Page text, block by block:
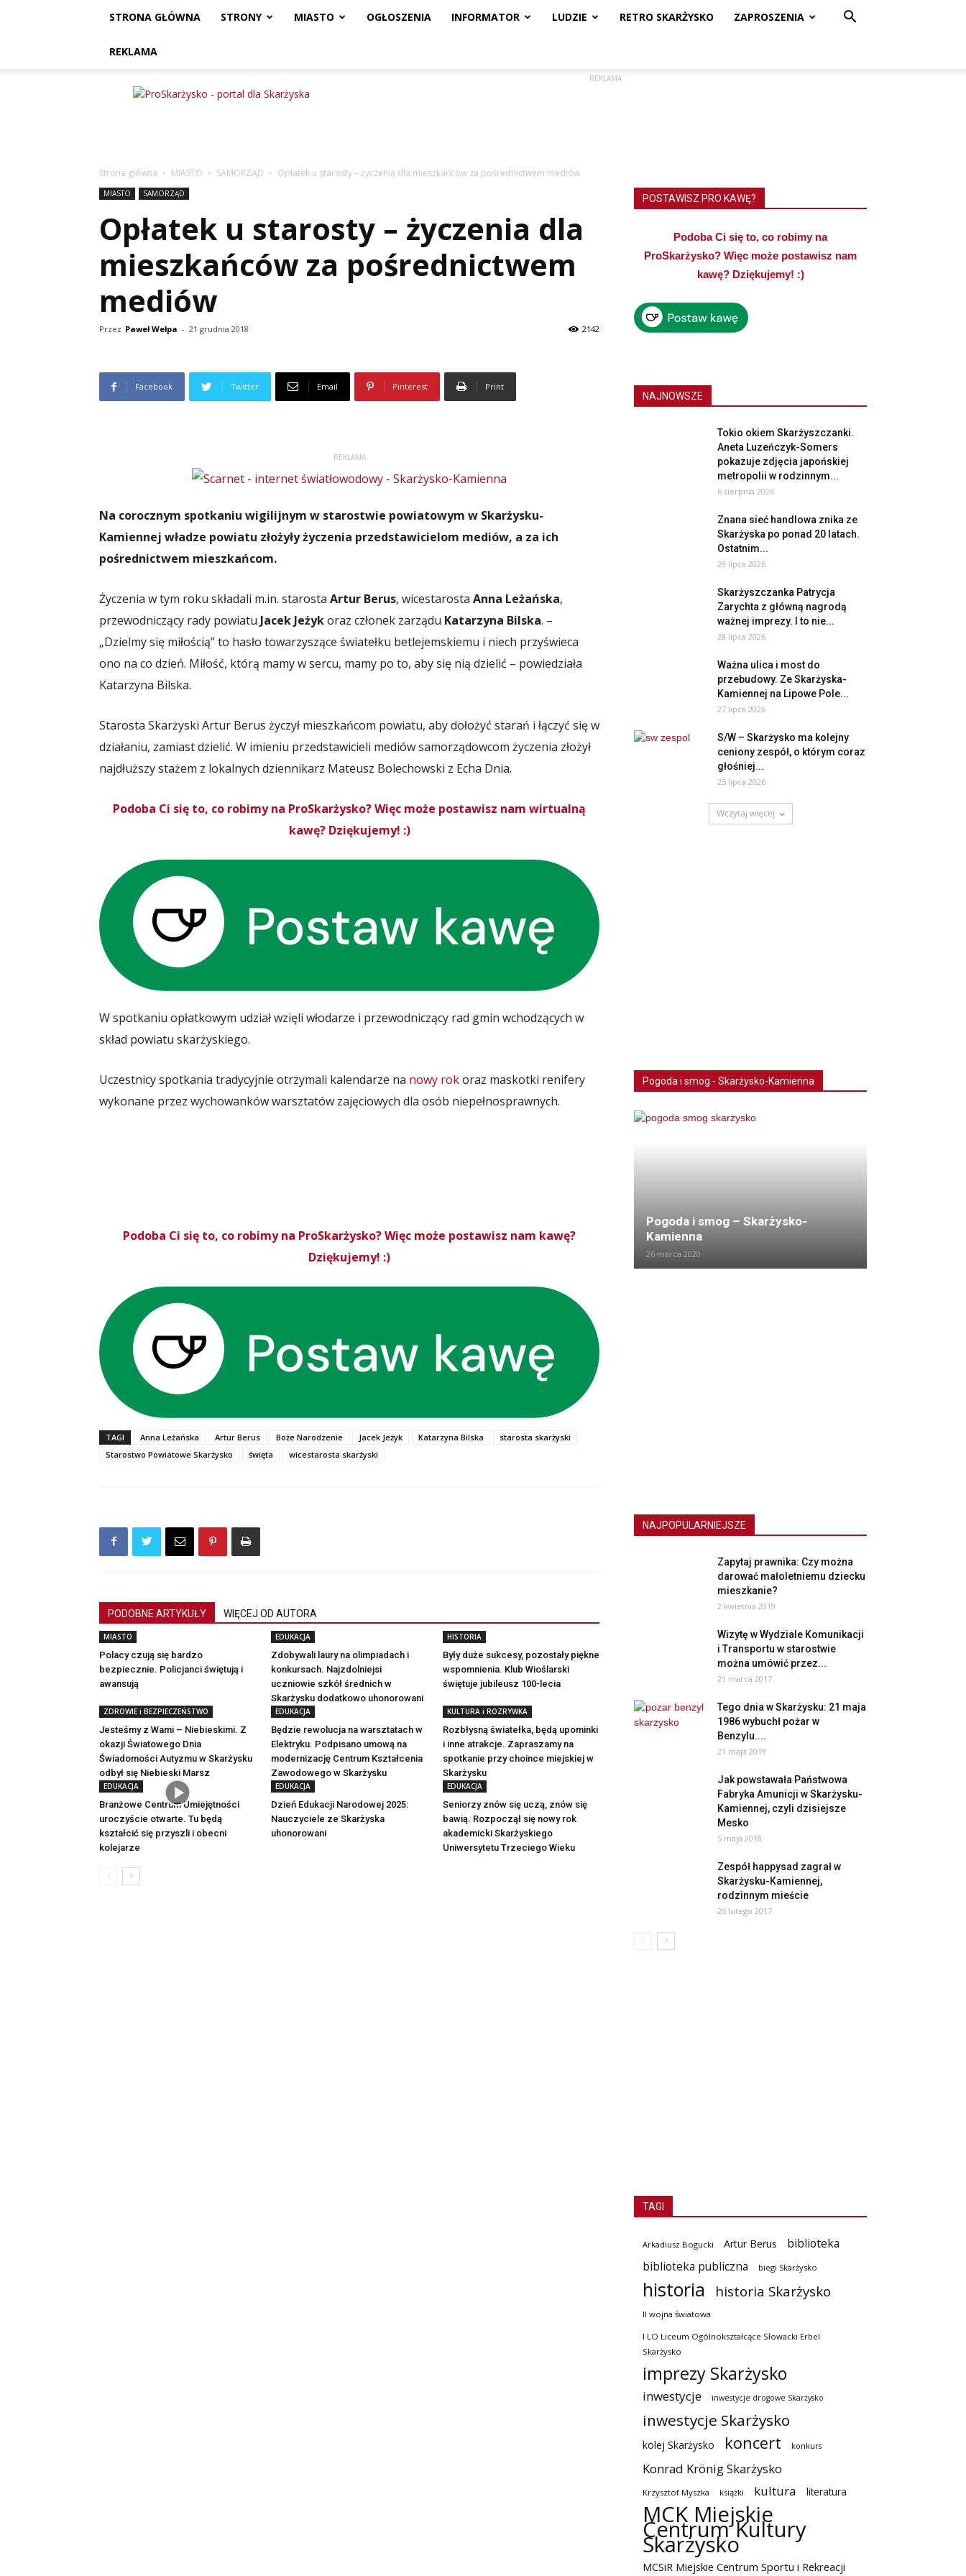
STRONA GŁÓWNA STRONY MIASTO OGŁOSZENIA INFORMATOR LUDZIE RETRO SKARŻYSKO ZAPROSZENIA
REKLAMA
ProSkarżysko
REKLAMA
Strona główna MIASTO SAMORZĄD Opłatek u starosty – życzenia dla mieszkańców za pośrednictwem mediów
MIASTO SAMORZĄD
Opłatek u starosty – życzenia dla
mieszkańców za pośrednictwem
mediów
Przez Paweł Wełpa - 21 grudnia 2018 2142
Facebook Twitter Email Pinterest Print
REKLAMA
Na corocznym spotkaniu wigilijnym w starostwie powiatowym w Skarżysku-
Kamiennej władze powiatu złożyły życzenia przedstawicielom mediów, a za ich
pośrednictwem mieszkańcom.
Życzenia w tym roku składali m.in. starosta Artur Berus, wicestarosta Anna Leżańska,
przewodniczący rady powiatu Jacek Jeżykoraz członek zarządu Katarzyna Bilska. –
„Dzielmy się miłością” to hasło towarzyszące światełku betlejemskiemu i niech przyświeca
ono na co dzień. Miłość, którą mamy w sercu, mamy po to, aby się nią dzielić – powiedziała
Katarzyna Bilska.
Starosta Skarżyski Artur Berus życzył mieszkańcom powiatu, aby dołożyć starań i łączyć się w
działaniu, zamiast dzielić. W imieniu przedstawicieli mediów samorządowcom życzenia złożył
najdłuższy stażem z lokalnych dziennikarz Mateusz Bolechowski z Echa Dnia.
Podoba Ci się to, co robimy na ProSkarżysko? Więc może postawisz nam wirtualną
kawę? Dziękujemy! :)
W spotkaniu opłatkowym udział wzięli włodarze i przewodniczący rad gmin wchodzących w
skład powiatu skarżyskiego.
Uczestnicy spotkania tradycyjnie otrzymali kalendarze na nowy rokoraz maskotki renifery
wykonane przez wychowanków warsztatów zajęciowych dla osób niepełnosprawnych.
Podoba Ci się to, co robimy na ProSkarżysko? Więc może postawisz nam kawę?
Dziękujemy! :)
TAGI Anna Leżańska Artur Berus Boże Narodzenie Jacek Jeżyk Katarzyna Bilska
starosta skarżyski
Starostwo Powiatowe Skarżysko
święta wicestarosta skarżyski
PODOBNE ARTYKUŁY WIĘCEJ OD AUTORA
MIASTO
Polacy czują się bardzo
bezpiecznie. Policjanci świętują i
awansują
EDUKACJA
Zdobywali laury na olimpiadach i
konkursach. Najzdolniejsi
uczniowie szkół średnich w
Skarżysku dodatkowo uhonorowani
HISTORIA
Były duże sukcesy, pozostały piękne
wspomnienia. Klub Wioślarski
świętuje jubileusz 100-lecia
ZDROWIE i BEZPIECZEŃSTWO
Jesteśmy z Wami – Niebieskimi. Z
okazji Światowego Dnia
Świadomości Autyzmu w Skarżysku
odbył się Niebieski Marsz
EDUKACJA
Będzie rewolucja na warsztatach w
Elektryku. Podpisano umową na
modernizację Centrum Kształcenia
Zawodowego w Skarżysku
KULTURA i ROZRYWKA
Rozbłysną światełka, będą upominki
i inne atrakcje. Zapraszamy na
spotkanie przy choince miejskiej w
Skarżysku
EDUKACJA
Branżowe Centrum Umiejętności
uroczyście otwarte. Tu będą
kształcić się przyszli i obecni
kolejarze
EDUKACJA
Dzień Edukacji Narodowej 2025:
Nauczyciele ze Skarżyska
uhonorowani
EDUKACJA
Seniorzy znów się uczą, znów się
bawią. Rozpoczął się nowy rok
akademicki Skarżyskiego
Uniwersytetu Trzeciego Wieku
POSTAWISZ PRO KAWĘ?
Podoba Ci się to, co robimy na
ProSkarżysko? Więc może postawisz nam
kawę? Dziękujemy! :)
NAJNOWSZE
Tokio okiem Skarżyszczanki.
Aneta Luzeńczyk-Somers
pokazuje zdjęcia japońskiej
metropolii w rodzinnym...
6 sierpnia 2026
Znana sieć handlowa znika ze
Skarżyska po ponad 20 latach.
Ostatnim...
29 lipca 2026
Skarżyszczanka Patrycja
Zarychta z główną nagrodą
ważnej imprezy. I to nie...
28 lipca 2026
Ważna ulica i most do
przebudowy. Ze Skarżyska-
Kamiennej na Lipowe Pole...
27 lipca 2026
S/W – Skarżysko ma kolejny
ceniony zespół, o którym coraz
głośniej...
25 lipca 2026
Wczytaj więcej
Pogoda i smog - Skarżysko-Kamienna
Pogoda i smog – Skarżysko-
Kamienna
26 marca 2020
NAJPOPULARNIEJSZE
Zapytaj prawnika: Czy można
darować małoletniemu dziecku
mieszkanie?
2 kwietnia 2019
Wizytę w Wydziale Komunikacji
i Transportu w starostwie
można umówić przez...
21 marca 2017
Tego dnia w Skarżysku: 21 maja
1986 wybuchł pożar w
Benzylu....
21 maja 2019
Jak powstawała Państwowa
Fabryka Amunicji w Skarżysku-
Kamiennej, czyli dzisiejsze
Mesko
5 maja 2018
Zespół happysad zagrał w
Skarżysku-Kamiennej,
rodzinnym mieście
26 lutego 2017
TAGI
Arkadiusz Bogucki Artur Berus
biblioteka
biblioteka publiczna
biegi Skarżysko
historia historia Skarżysko
II wojna światowa
I LO Liceum Ogólnokształcące Słowacki Erbel
Skarżysko
imprezy Skarżysko
inwestycje inwestycje drogowe Skarżysko
inwestycje Skarżysko
kolej Skarżysko koncert konkurs
Konrad Krönig Skarżysko
Krzysztof Myszka książki kultura literatura
MCK Miejskie
Centrum Kultury
Skarżysko
MCSiR Miejskie Centrum Sportu i Rekreacji